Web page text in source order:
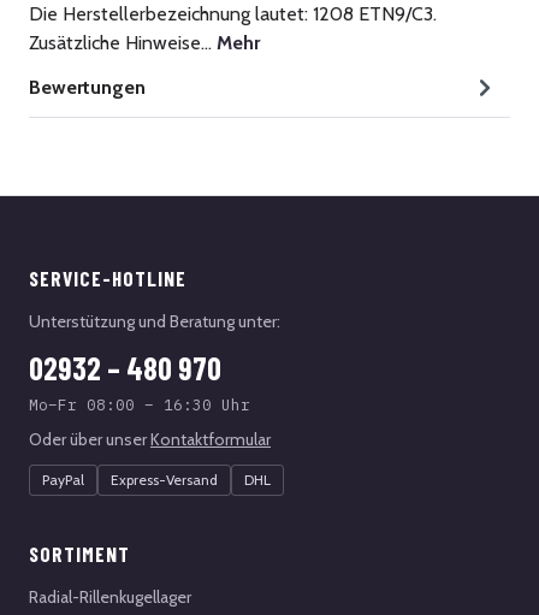
Die Herstellerbezeichnung lautet: 1208 ETN9/C3.
Zusätzliche Hinweise… Mehr
Bewertungen
SERVICE-HOTLINE
Unterstützung und Beratung unter:
02932 – 480 970
Mo–Fr 08:00 – 16:30 Uhr
Oder über unserKontaktformular
PayPal Express-Versand DHL
SORTIMENT
Radial-Rillenkugellager